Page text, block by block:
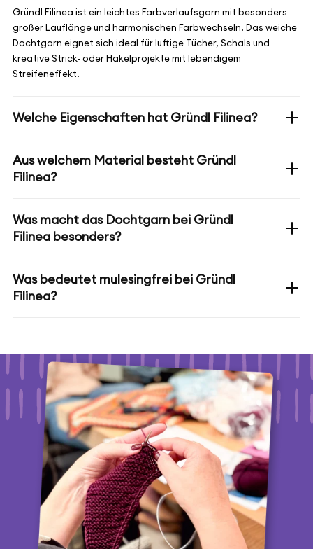
Gründl Filinea ist ein leichtes Farbverlaufsgarn mit besonders
großer Lauflänge und harmonischen Farbwechseln. Das weiche
Dochtgarn eignet sich ideal für luftige Tücher, Schals und
kreative Strick- oder Häkelprojekte mit lebendigem
Streifeneffekt.
Welche Eigenschaften hat Gründl Filinea?
Aus welchem Material besteht Gründl
Filinea?
Was macht das Dochtgarn bei Gründl
Filinea besonders?
Was bedeutet mulesingfrei bei Gründl
Filinea?